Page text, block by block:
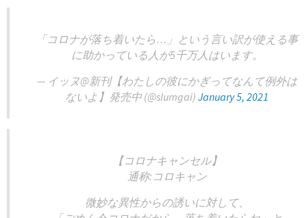
「コロナが落ち着いたら…」という言い訳が使える事
に助かっている人が5千万人はいます。
— イッヌ@新刊【わたしの彼にかぎってなんて例外は
ないよ】発売中 (@slumgai) January 5, 2021
【コロナキャンセル】
通称:コロキャン
微妙な異性からの誘いに対して、